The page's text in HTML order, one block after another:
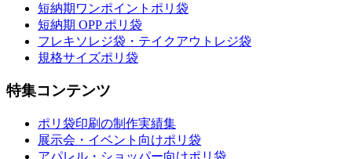
短納期ワンポイントポリ袋
短納期 OPP ポリ袋
フレキソレジ袋・テイクアウトレジ袋
規格サイズポリ袋
特集コンテンツ
ポリ袋印刷の制作実績集
展示会・イベント向けポリ袋
アパレル・ショッパー向けポリ袋